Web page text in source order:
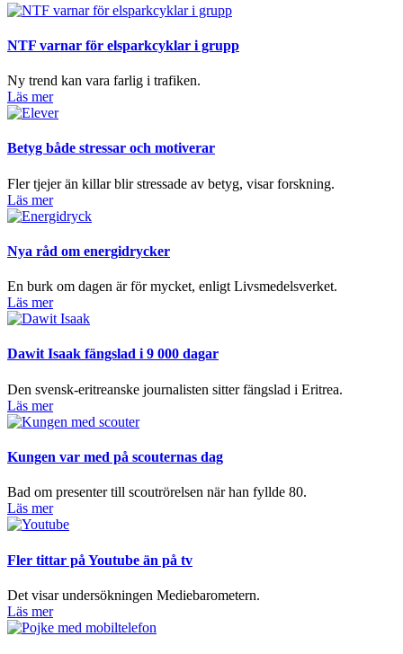
NTF varnar för elsparkcyklar i grupp
Ny trend kan vara farlig i trafiken.
Läs mer
Betyg både stressar och motiverar
Fler tjejer än killar blir stressade av betyg, visar forskning.
Läs mer
Nya råd om energidrycker
En burk om dagen är för mycket, enligt Livsmedelsverket.
Läs mer
Dawit Isaak fängslad i 9 000 dagar
Den svensk-eritreanske journalisten sitter fängslad i Eritrea.
Läs mer
Kungen var med på scouternas dag
Bad om presenter till scoutrörelsen när han fyllde 80.
Läs mer
Fler tittar på Youtube än på tv
Det visar undersökningen Mediebarometern.
Läs mer